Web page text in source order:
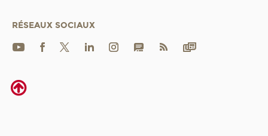
RÉSEAUX SOCIAUX